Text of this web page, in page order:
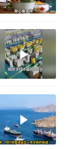
健康中国